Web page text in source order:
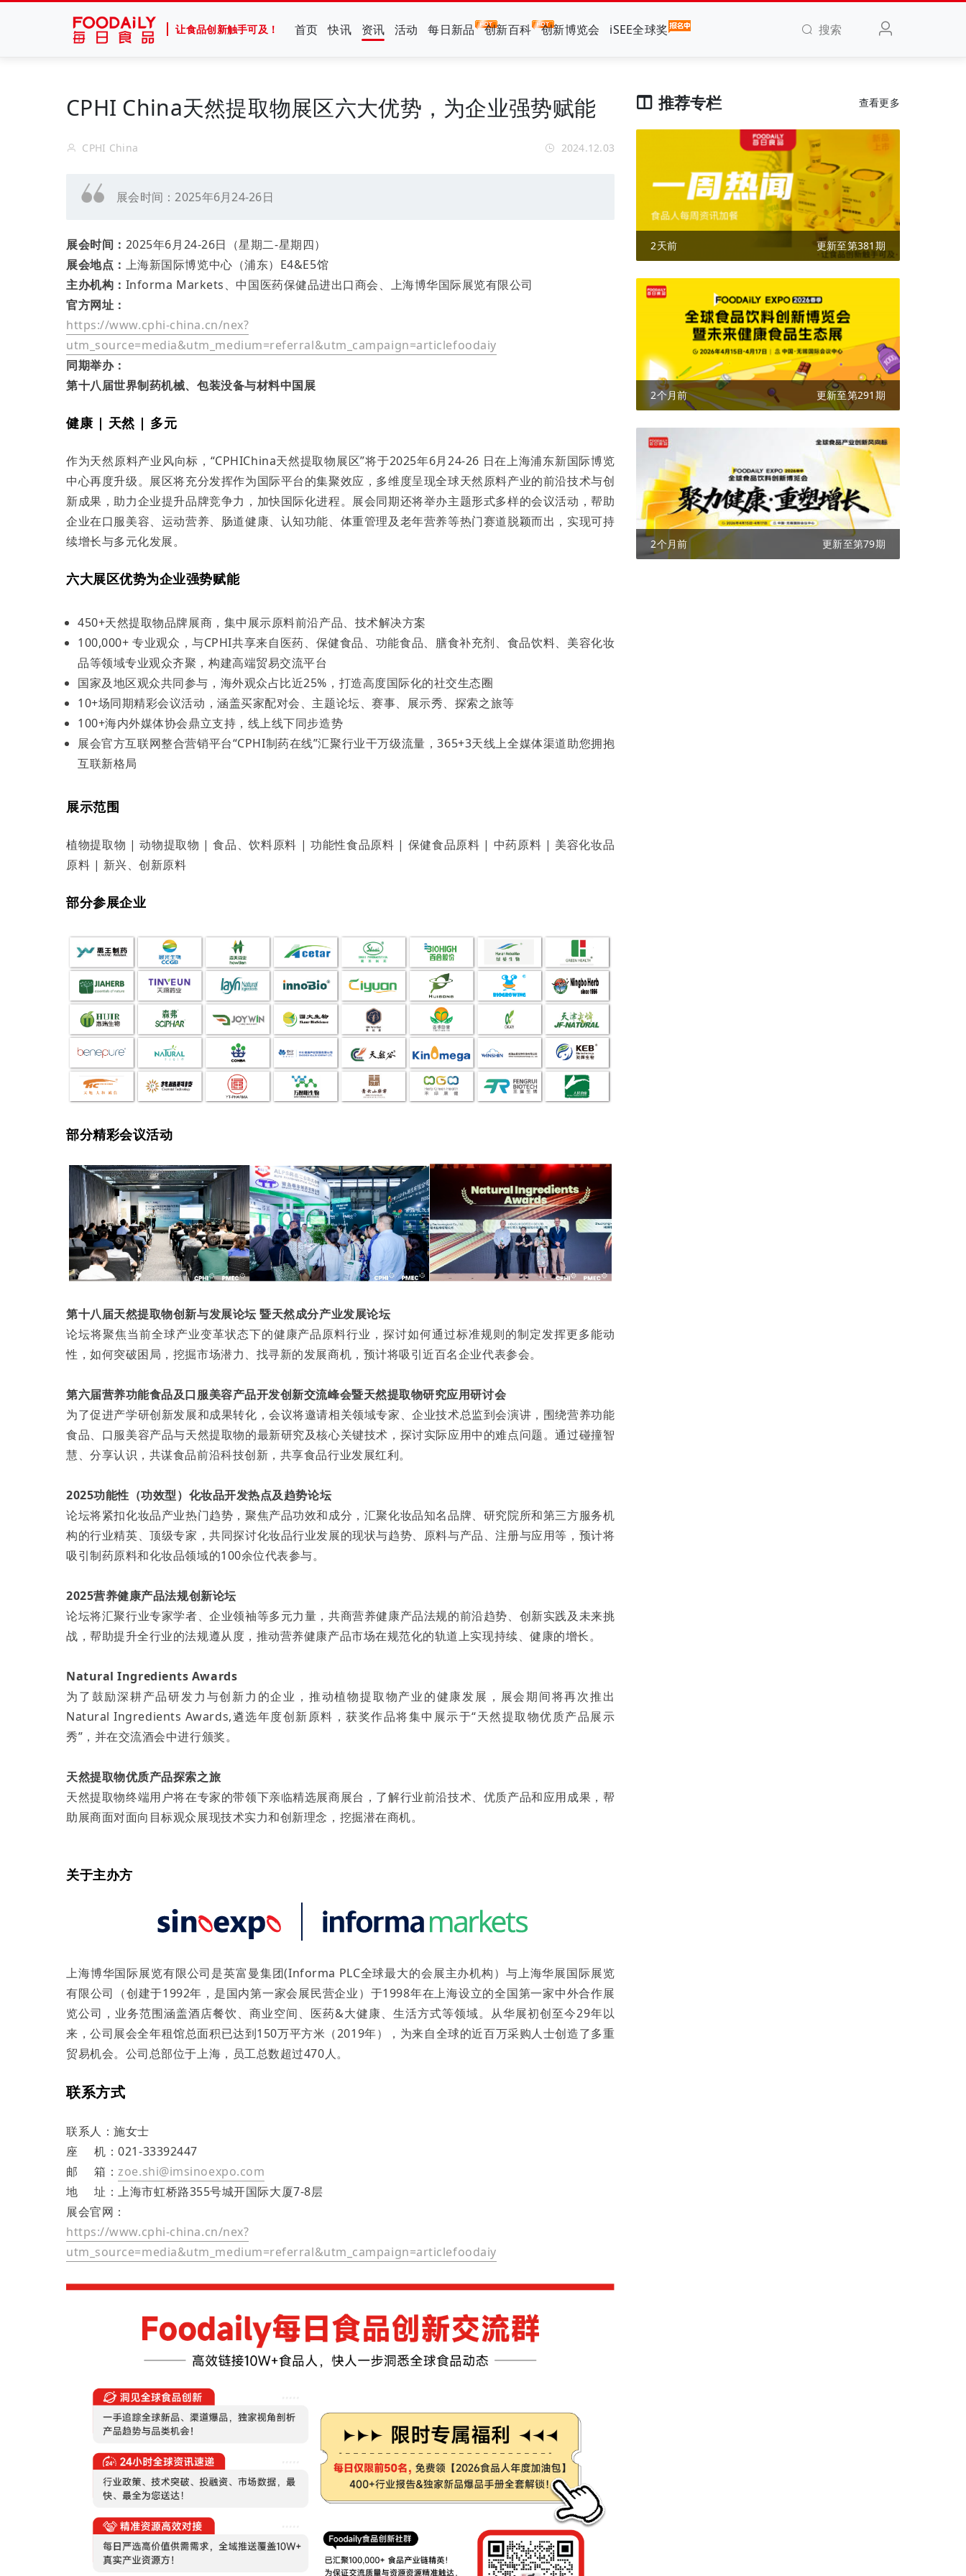
让食品创新触手可及！ 首页 快讯 资讯 活动 每日新品 创新百科 创新博览会 iSEE全球奖 搜索
CPHI China天然提取物展区六大优势，为企业强势赋能
CPHI China 2024.12.03
展会时间：2025年6月24-26日
展会时间： 2025年6月24-26日（星期二-星期四）
展会地点： 上海新国际博览中心（浦东）E4&E5馆
主办机构： Informa Markets、中国医药保健品进出口商会、上海博华国际展览有限公司
官方网址：
https://www.cphi-china.cn/nex?
utm_source=media&utm_medium=referral&utm_campaign=articlefoodaiy
同期举办：
第十八届世界制药机械、包装没备与材料中国展
健康 | 天然 | 多元
作为天然原料产业风向标，“CPHIChina天然提取物展区”将于2025年6月24-26 日在上海浦东新国际博览
中心再度升级。展区将充分发挥作为国际平台的集聚效应，多维度呈现全球天然原料产业的前沿技术与创
新成果，助力企业提升品牌竞争力，加快国际化进程。展会同期还将举办主题形式多样的会议活动，帮助
企业在口服美容、运动营养、肠道健康、认知功能、体重管理及老年营养等热门赛道脱颖而出，实现可持
续增长与多元化发展。
六大展区优势为企业强势赋能
450+天然提取物品牌展商，集中展示原料前沿产品、技术解决方案
100,000+ 专业观众，与CPHI共享来自医药、保健食品、功能食品、膳食补充剂、食品饮料、美容化妆
品等领域专业观众齐聚，构建高端贸易交流平台
国家及地区观众共同参与，海外观众占比近25%，打造高度国际化的社交生态圈
10+场同期精彩会议活动，涵盖买家配对会、主题论坛、赛事、展示秀、探索之旅等
100+海内外媒体协会鼎立支持，线上线下同步造势
展会官方互联网整合营销平台“CPHI制药在线”汇聚行业干万级流量，365+3天线上全媒体渠道助您拥抱
互联新格局
展示范围
植物提取物 | 动物提取物 | 食品、饮料原料 | 功能性食品原料 | 保健食品原料 | 中药原料 | 美容化妆品
原料 | 新兴、创新原料
部分参展企业
部分精彩会议活动
第十八届天然提取物创新与发展论坛 暨天然成分产业发展论坛
论坛将聚焦当前全球产业变革状态下的健康产品原料行业，探讨如何通过标准规则的制定发挥更多能动
性，如何突破困局，挖掘市场潜力、找寻新的发展商机，预计将吸引近百名企业代表参会。
第六届营养功能食品及口服美容产品开发创新交流峰会暨天然提取物研究应用研讨会
为了促进产学研创新发展和成果转化，会议将邀请相关领域专家、企业技术总监到会演讲，围绕营养功能
食品、口服美容产品与天然提取物的最新研究及核心关键技术，探讨实际应用中的难点问题。通过碰撞智
慧、分享认识，共谋食品前沿科技创新，共享食品行业发展红利。
2025功能性（功效型）化妆品开发热点及趋势论坛
论坛将紧扣化妆品产业热门趋势，聚焦产品功效和成分，汇聚化妆品知名品牌、研究院所和第三方服务机
构的行业精英、顶级专家，共同探讨化妆品行业发展的现状与趋势、原料与产品、注册与应用等，预计将
吸引制药原料和化妆品领域的100余位代表参与。
2025营养健康产品法规创新论坛
论坛将汇聚行业专家学者、企业领袖等多元力量，共商营养健康产品法规的前沿趋势、创新实践及未来挑
战，帮助提升全行业的法规遵从度，推动营养健康产品市场在规范化的轨道上实现持续、健康的增长。
Natural Ingredients Awards
为了鼓励深耕产品研发力与创新力的企业，推动植物提取物产业的健康发展，展会期间将再次推出
Natural Ingredients Awards,遴选年度创新原料，获奖作品将集中展示于“天然提取物优质产品展示
秀”，并在交流酒会中进行颁奖。
天然提取物优质产品探索之旅
天然提取物终端用户将在专家的带领下亲临精选展商展台，了解行业前沿技术、优质产品和应用成果，帮
助展商面对面向目标观众展现技术实力和创新理念，挖掘潜在商机。
关于主办方
上海博华国际展览有限公司是英富曼集团(Informa PLC全球最大的会展主办机构）与上海华展国际展览
有限公司（创建于1992年，是国内第一家会展民营企业）于1998年在上海设立的全国第一家中外合作展
览公司，业务范围涵盖酒店餐饮、商业空间、医药&大健康、生活方式等领域。从华展初创至今29年以
来，公司展会全年租馆总面积已达到150万平方米（2019年），为来自全球的近百万采购人士创造了多重
贸易机会。公司总部位于上海，员工总数超过470人。
联系方式
联系人：施女士
座 机：021-33392447
邮 箱：zoe.shi@imsinoexpo.com
地 址：上海市虹桥路355号城开国际大厦7-8层
展会官网：
https://www.cphi-china.cn/nex?
utm_source=media&utm_medium=referral&utm_campaign=articlefoodaiy
推荐专栏 查看更多
2天前 更新至第381期
2个月前 更新至第291期
2个月前 更新至第79期